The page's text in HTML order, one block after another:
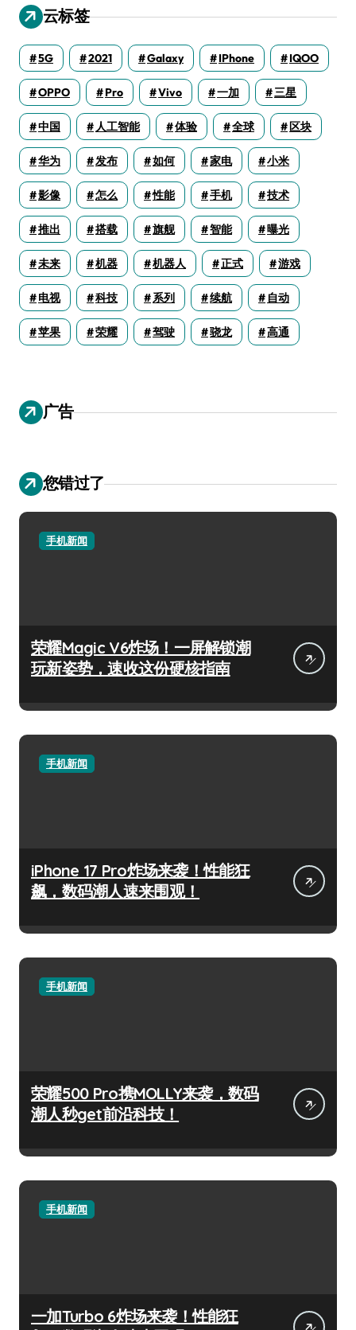
云标签
5G 2021 Galaxy IPhone IQOO
OPPO Pro Vivo 一加 三星
中国 人工智能 体验 全球 区块
华为 发布 如何 家电 小米
影像 怎么 性能 手机 技术
推出 搭载 旗舰 智能 曝光
未来 机器 机器人 正式 游戏
电视 科技 系列 续航 自动
苹果 荣耀 驾驶 骁龙 高通
广告
您错过了
手机新闻
荣耀Magic V6炸场！一屏解锁潮
玩新姿势，速收这份硬核指南
手机新闻
iPhone 17 Pro炸场来袭！性能狂
飙，数码潮人速来围观！
手机新闻
荣耀500 Pro携MOLLY来袭，数码
潮人秒get前沿科技！
手机新闻
一加Turbo 6炸场来袭！性能狂